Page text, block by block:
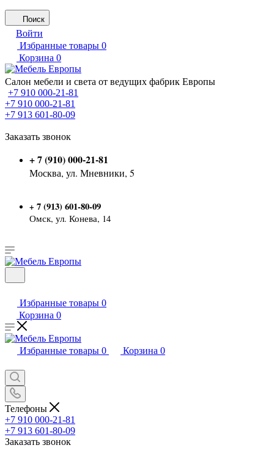
Поиск
Войти
Избранные товары 0
Корзина 0
Салон мебели и света от ведущих фабрик Европы
+7 910 000-21-81
+7 910 000-21-81
+7 913 601-80-09
Заказать звонок
+ 7 (910) 000-21-81
Москва, ул. Мневники, 5
+ 7 (913) 601-80-09
Омск, ул. Конева, 14
Избранные товары 0
Корзина 0
Избранные товары 0 Корзина 0
Телефоны
+7 910 000-21-81
+7 913 601-80-09
Заказать звонок